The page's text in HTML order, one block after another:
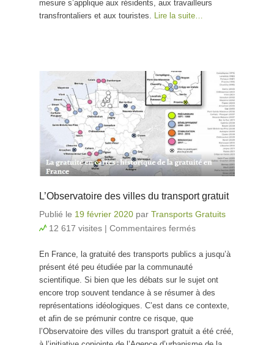
mesure s’applique aux résidents, aux travailleurs
transfrontaliers et aux touristes. Lire la suite…
L’Observatoire des villes du transport gratuit
Publié le 19 février 2020 par Transports Gratuits
12 617 visites | Commentaires fermés
des villes du
gratuit
En France, la gratuité des transports publics a jusqu’à
présent été peu étudiée par la communauté
scientifique. Si bien que les débats sur le sujet ont
encore trop souvent tendance à se résumer à des
représentations idéologiques. C’est dans ce contexte,
et afin de se prémunir contre ce risque, que
l’Observatoire des villes du transport gratuit a été créé,